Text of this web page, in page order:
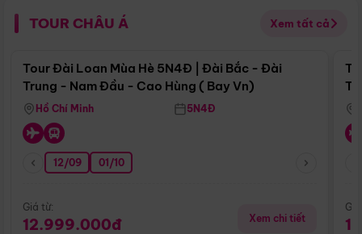
TOUR CHÂU Á Xem tất cả
Điểm nổi bật
Tour Đài Loan Mùa Hè 5N4Đ | Đài Bắc - Đài
Trung - Nam Đầu - Cao Hùng ( Bay Vn)
Hồ Chí Minh 5N4Đ
12/09 01/10
Giá từ:
12.999.000đ Xem chi tiết